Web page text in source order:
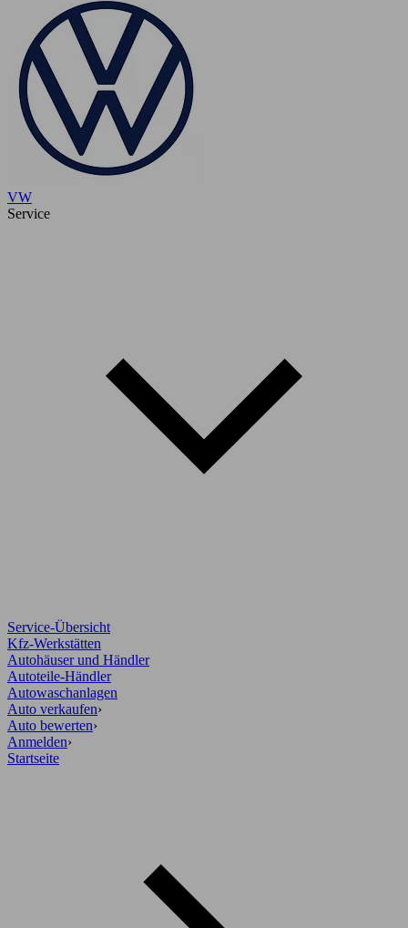
VW
Service
Service-Übersicht
Kfz-Werkstätten
Autohäuser und Händler
Autoteile-Händler
Autowaschanlagen
Auto verkaufen›
Auto bewerten›
Anmelden›
Startseite